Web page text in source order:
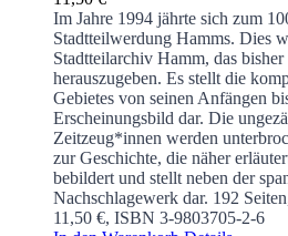
Im Jahre 1994 jährte sich zum
Stadtteilwerdung Hamms. Dies
Stadtteilarchiv Hamm, das
herauszugeben. Es stellt die
Gebietes von seinen Anfängen
Erscheinungsbild dar. Die
Zeitzeug*innen werden
zur Geschichte, die näher
bebildert und stellt neben der
Nachschlagewerk dar. 192
11,50 €, ISBN 3-9803705-2-6